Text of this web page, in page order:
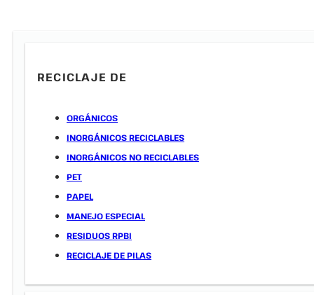
RECICLAJE DE
ORGÁNICOS
INORGÁNICOS RECICLABLES
INORGÁNICOS NO RECICLABLES
PET
PAPEL
MANEJO ESPECIAL
RESIDUOS RPBI
RECICLAJE DE PILAS